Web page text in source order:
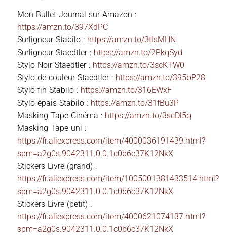
Mon Bullet Journal sur Amazon :
https://amzn.to/397XdPC
Surligneur Stabilo : https://amzn.to/3tIsMHN
Surligneur Staedtler : https://amzn.to/2PkqSyd
Stylo Noir Staedtler : https://amzn.to/3scKTW0
Stylo de couleur Staedtler : https://amzn.to/395bP28
Stylo fin Stabilo : https://amzn.to/316EWxF
Stylo épais Stabilo : https://amzn.to/31fBu3P
Masking Tape Cinéma : https://amzn.to/3scDl5q
Masking Tape uni :
https://fr.aliexpress.com/item/4000036191439.html?
spm=a2g0s.9042311.0.0.1c0b6c37K12NkX
Stickers Livre (grand) :
https://fr.aliexpress.com/item/1005001381433514.html?
spm=a2g0s.9042311.0.0.1c0b6c37K12NkX
Stickers Livre (petit) :
https://fr.aliexpress.com/item/4000621074137.html?
spm=a2g0s.9042311.0.0.1c0b6c37K12NkX